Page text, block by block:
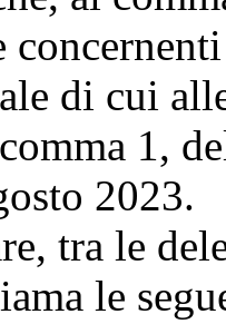
di cui
1,
2023.
tra le
le